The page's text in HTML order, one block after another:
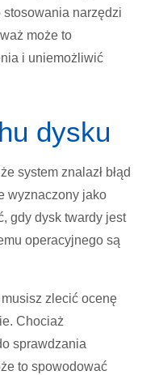
narzędzi
może to
i uniemożliwić
dysku
system znalazł błąd
wyznaczony jako
gdy dysk twardy jest
operacyjnego są
zlecić ocenę
Chociaż
sprawdzania
to spowodować